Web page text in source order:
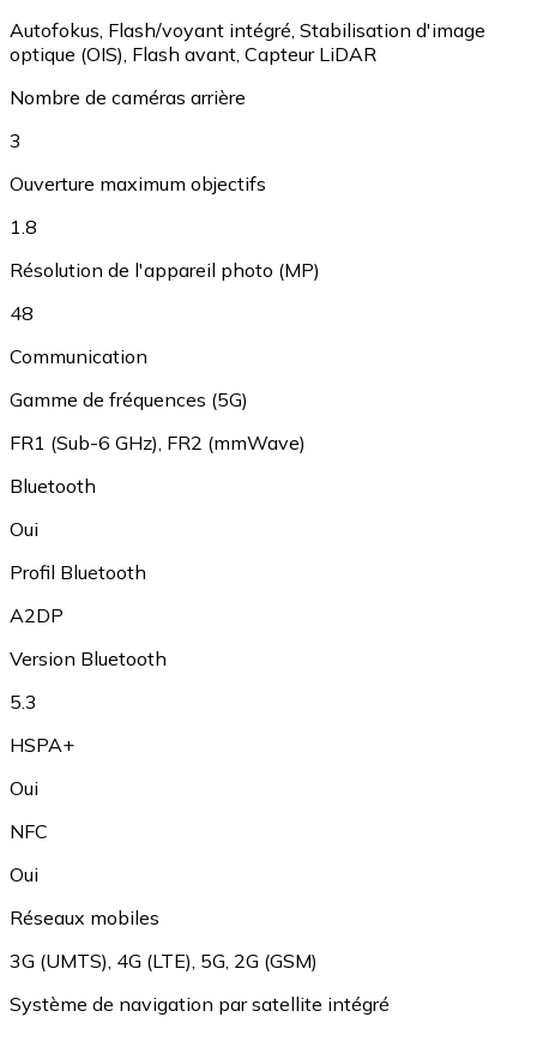
Autofokus Flash/voyant intégré Stabilisation d'image
optique (OIS) Flash avant Capteur LiDAR
Nombre de caméras arrière
3
Ouverture maximum objectifs
1.8
Résolution de l'appareil photo (MP)
48
Communication
Gamme de fréquences (5G)
FR1 (Sub-6 GHz) FR2 (mmWave)
Bluetooth
Oui
Profil Bluetooth
A2DP
Version Bluetooth
5.3
HSPA+
Oui
NFC
Oui
Réseaux mobiles
3G (UMTS) 4G (LTE) 5G 2G (GSM)
Système de navigation par satellite intégré